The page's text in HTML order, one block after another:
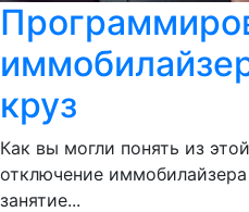
круз
Как вы могли понять из
отключение
занятие...